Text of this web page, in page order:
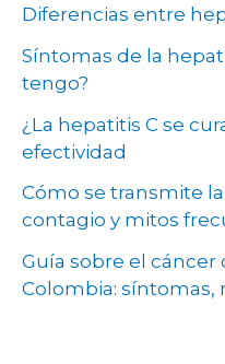
Diferencias entre
Síntomas de la
tengo?
¿La hepatitis C se
efectividad
Cómo se transmite
contagio y mitos
Guía sobre el cáncer
Colombia: síntomas,